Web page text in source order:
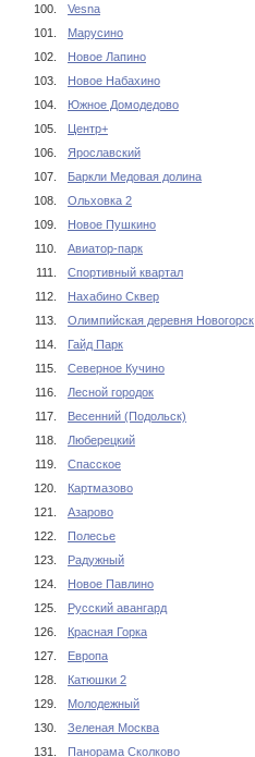
100.
Vesna
101.
Марусино
102.
Новое Лапино
103.
Новое Набахино
104.
Южное Домодедово
105.
Центр+
106.
Ярославский
107.
Баркли Медовая долина
108.
Ольховка 2
109.
Новое Пушкино
110.
Авиатор-парк
111.
Спортивный квартал
112.
Нахабино Сквер
113.
Олимпийская деревня Новогорск
114.
Гайд Парк
115.
Северное Кучино
116.
Лесной городок
117.
Весенний (Подольск)
118.
Люберецкий
119.
Спасское
120.
Картмазово
121.
Азарово
122.
Полесье
123.
Радужный
124.
Новое Павлино
125.
Русский авангард
126.
Красная Горка
127.
Европа
128.
Катюшки 2
129.
Молодежный
130.
Зеленая Москва
131.
Панорама Сколково